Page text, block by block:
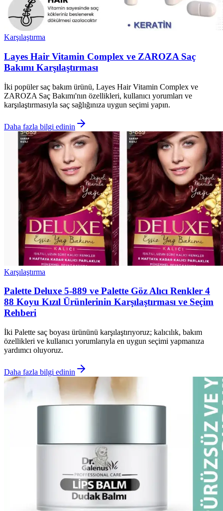
Karşılaştırma
Layes Hair Vitamin Complex ve ZAROZA Saç
Bakımı Karşılaştırması
İki popüler saç bakım ürünü, Layes Hair Vitamin Complex ve
ZAROZA Saç Bakımı'nın özellikleri, kullanıcı yorumları ve
karşılaştırmasıyla saç sağlığınıza uygun seçimi yapın.
Daha fazla bilgi edinin
Karşılaştırma
Palette Deluxe 5-889 ve Palette Göz Alıcı Renkler 4
88 Koyu Kızıl Ürünlerinin Karşılaştırması ve Seçim
Rehberi
İki Palette saç boyası ürününü karşılaştırıyoruz; kalıcılık, bakım
özellikleri ve kullanıcı yorumlarıyla en uygun seçimi yapmanıza
yardımcı oluyoruz.
Daha fazla bilgi edinin